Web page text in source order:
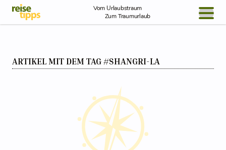
Skip to Content
Vom Urlaubstraum
Zum Traumurlaub
NEWS
ARTIKEL MIT DEM TAG #SHANGRI-LA